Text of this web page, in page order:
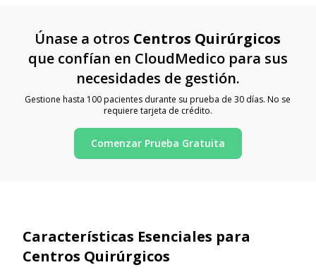
Únase a otros Centros Quirúrgicos
que confían en CloudMedico para sus
necesidades de gestión.
Gestione hasta 100 pacientes durante su prueba de 30 días. No se
requiere tarjeta de crédito.
Comenzar Prueba Gratuita
Características Esenciales para
Centros Quirúrgicos